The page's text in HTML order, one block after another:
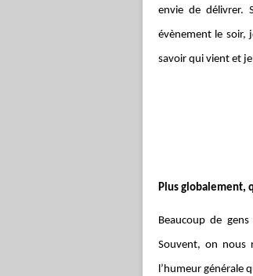
envie de délivrer.
évènement le soir,
savoir qui vient et
Plus globalement,
Beaucoup de
Souvent, on nous
l’humeur générale